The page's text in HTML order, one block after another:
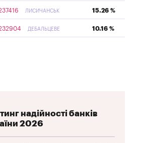
ЛИСИЧАНСЬК 15.26 %
ДЕБАЛЬЦЕВЕ 10.16 %
надійності банків
2026